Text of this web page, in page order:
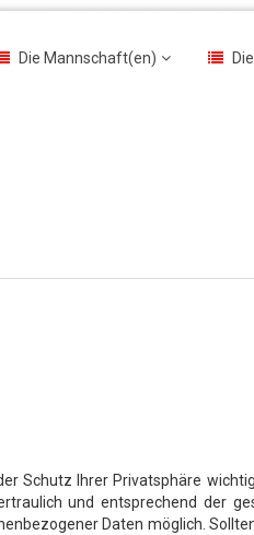
Die Mannschaft(en)
Schutz Ihrer Privatsphäre
und entsprechend der
Daten möglich.